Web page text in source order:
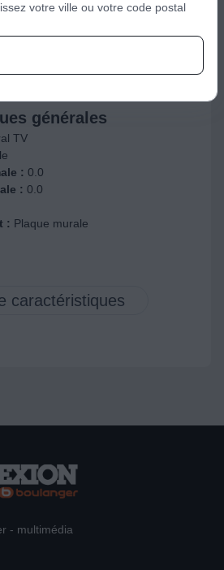
générales
TV
: 0.0
: 0.0
: Plaque murale
- multimédia
votre ville ou votre code postal